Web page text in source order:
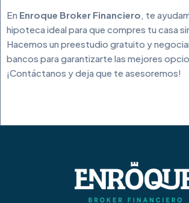
En Enroque Broker Financiero, te
hipoteca ideal para que compres tu casa
Hacemos un preestudio gratuito y
bancos para garantizarte las mejores
¡Contáctanos y deja que te asesoremos!